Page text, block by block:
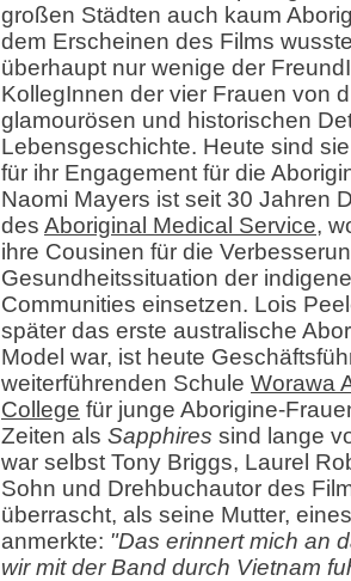
großen Städten auch kaum
dem Erscheinen des Films
überhaupt nur wenige der
KollegInnen der vier Frauen von
glamourösen und historischen
Lebensgeschichte. Heute sind
für ihr Engagement für die
Naomi Mayers ist seit 30 Jahren
des Aboriginal Medical Service,
ihre Cousinen für die
Gesundheitssituation der
Communities einsetzen. Lois
später das erste australische
Model war, ist heute
weiterführenden Schule Worawa
College für junge Aborigine-
Zeiten als Sapphires sind lange
war selbst Tony Briggs, Laurel
Sohn und Drehbuchautor des
überrascht, als seine Mutter,
anmerkte: "Das erinnert mich an
wir mit der Band durch Vietnam